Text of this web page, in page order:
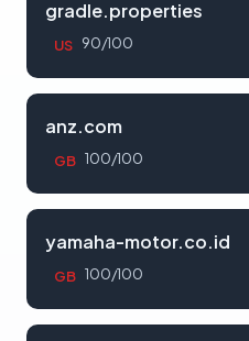
gradle.properties
US 90/100
anz.com
GB 100/100
yamaha-motor.co.id
GB 100/100